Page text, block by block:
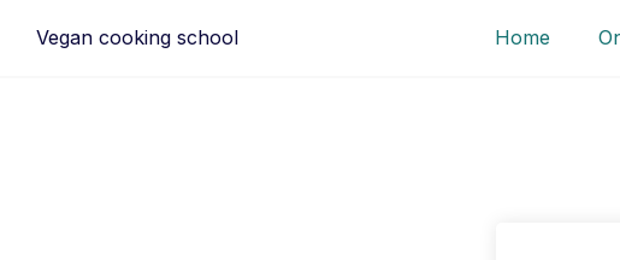
naarVegan cooking school Home